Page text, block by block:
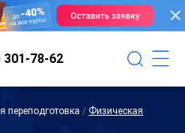
301-78-62
переподготовка / Физическая